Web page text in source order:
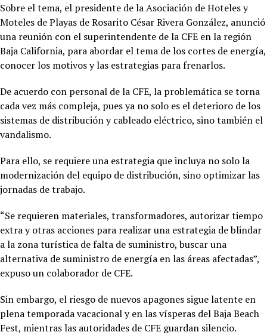
Sobre el tema, el presidente de la Asociación de Hoteles y
Moteles de Playas de Rosarito César Rivera González, anunció
una reunión con el superintendente de la CFE en la región
Baja California, para abordar el tema de los cortes de energía,
conocer los motivos y las estrategias para frenarlos.
De acuerdo con personal de la CFE, la problemática se torna
cada vez más compleja, pues ya no solo es el deterioro de los
sistemas de distribución y cableado eléctrico, sino también el
vandalismo.
Para ello, se requiere una estrategia que incluya no solo la
modernización del equipo de distribución, sino optimizar las
jornadas de trabajo.
“Se requieren materiales, transformadores, autorizar tiempo
extra y otras acciones para realizar una estrategia de blindar
a la zona turística de falta de suministro, buscar una
alternativa de suministro de energía en las áreas afectadas”,
expuso un colaborador de CFE.
Sin embargo, el riesgo de nuevos apagones sigue latente en
plena temporada vacacional y en las vísperas del Baja Beach
Fest, mientras las autoridades de CFE guardan silencio.